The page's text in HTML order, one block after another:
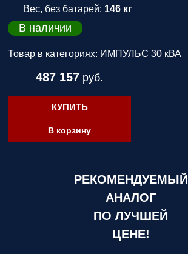
Вес, без батарей: 146 кг
В наличии
Товар в категориях: ИМПУЛЬС 30 кВА
487 157 руб.
КУПИТЬ
В корзину
РЕКОМЕНДУЕМЫЙ
АНАЛОГ
ПО ЛУЧШЕЙ
ЦЕНЕ!